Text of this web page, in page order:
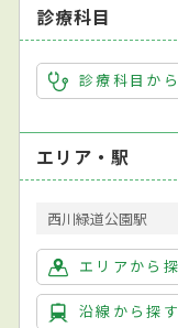
診療科目
診療科目か
エリア・駅
西川緑道公園駅
エリアから
沿線から探す